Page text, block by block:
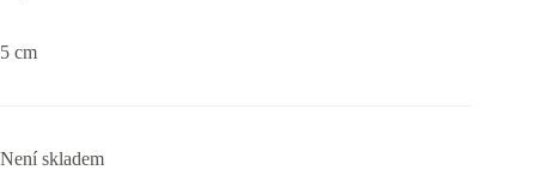
5 cm
Není skladem